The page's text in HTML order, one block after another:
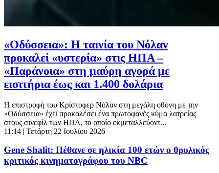
«Οδύσσεια»: Η ταινία του Νόλαν
προκαλεί «υστερία» στις ΗΠΑ –
«Παράνοια» στη μαύρη αγορά με
εισιτήρια έως και 1.400 δολάρια
Η επιστροφή του Κρίστοφερ Νόλαν στη μεγάλη οθόνη με την
«Οδύσσεια» έχει προκαλέσει ένα πρωτοφανές κύμα λατρείας
στους σινεφίλ των ΗΠΑ, το οποίο εκμεταλλεύοντ...
11:14 | Τετάρτη 22 Ιουλίου 2026
Gene Shalit: Πέθανε σε ηλικία 100 ετών ο θρυλικός
κριτικός κινηματογράφου του NBC